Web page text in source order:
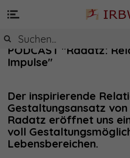
PODCAST "Radatz:
Impulse"
Der inspirierende
Gestaltungsansatz von
Radatz eröffnet uns
voll
Lebensbereichen.